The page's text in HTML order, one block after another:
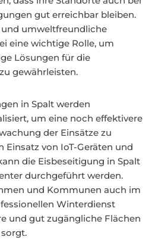
gut erreichbar bleiben.
umweltfreundliche
eine wichtige Rolle, um
Lösungen für die
gewährleisten.
in Spalt werden
um eine noch effektivere
der Einsätze zu
von IoT-Geräten und
die Eisbeseitigung in Spalt
durchgeführt werden.
und Kommunen auch im
Winterdienst
und gut zugängliche Flächen